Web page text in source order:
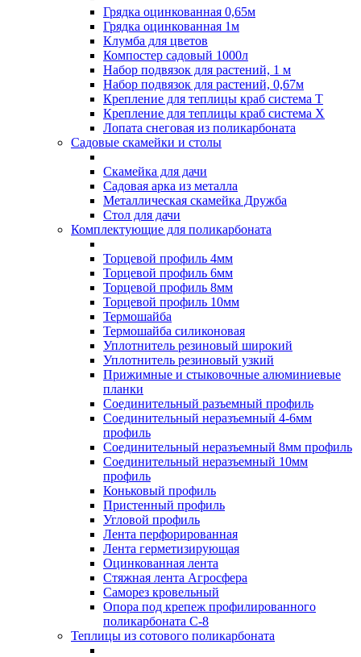
Грядка оцинкованная 0,65м
Грядка оцинкованная 1м
Клумба для цветов
Компостер садовый 1000л
Набор подвязок для растений, 1 м
Набор подвязок для растений, 0,67м
Крепление для теплицы краб система Т
Крепление для теплицы краб система Х
Лопата снеговая из поликарбоната
Садовые скамейки и столы
Скамейка для дачи
Садовая арка из металла
Металлическая скамейка Дружба
Стол для дачи
Комплектующие для поликарбоната
Торцевой профиль 4мм
Торцевой профиль 6мм
Торцевой профиль 8мм
Торцевой профиль 10мм
Термошайба
Термошайба силиконовая
Уплотнитель резиновый широкий
Уплотнитель резиновый узкий
Прижимные и стыковочные алюминиевые
планки
Соединительный разъемный профиль
Соединительный неразъемный 4-6мм
профиль
Соединительный неразъемный 8мм профиль
Соединительный неразъемный 10мм
профиль
Коньковый профиль
Пристенный профиль
Угловой профиль
Лента перфорированная
Лента герметизирующая
Оцинкованная лента
Стяжная лента Агросфера
Саморез кровельный
Опора под крепеж профилированного
поликарбоната С-8
Теплицы из сотового поликарбоната